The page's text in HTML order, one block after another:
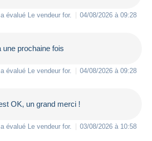
a évalué Le vendeur for. 04/08/2026 à 09:28
une prochaine fois
a évalué Le vendeur for. 04/08/2026 à 09:28
OK, un grand merci !
a évalué Le vendeur for. 03/08/2026 à 10:58